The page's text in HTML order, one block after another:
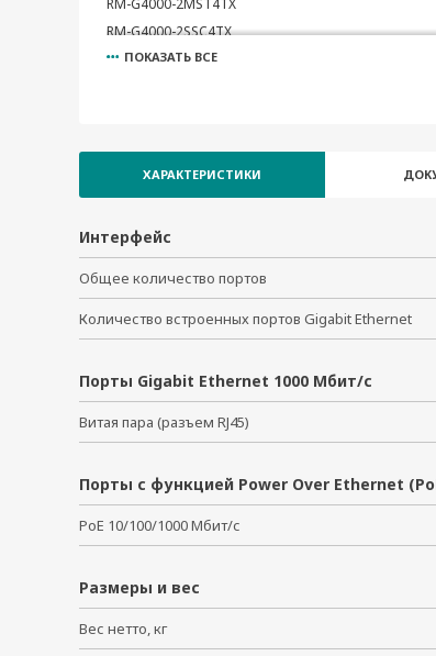
RM-G4000-2MST4TX
RM-G4000-2SSC4TX
RM-G4000-4MSC2TX
RM-G4000-6MST
RM-G4000-6SSC
RM-G4000-8GTX
RM-G4000-8PoE
RM-G4000-8TX
ПОКАЗАТЬ ВСЕ
ХАРАКТЕРИСТИКИ
Интерфейс
Общее количество портов
Количество встроенных портов Gigabit Ethernet
Порты Gigabit Ethernet 1000 Мбит/с
Витая пара (разъем RJ45)
Порты с функцией Power Over Ethernet
PoE 10/100/1000 Мбит/с
Размеры и вес
Вес нетто, кг